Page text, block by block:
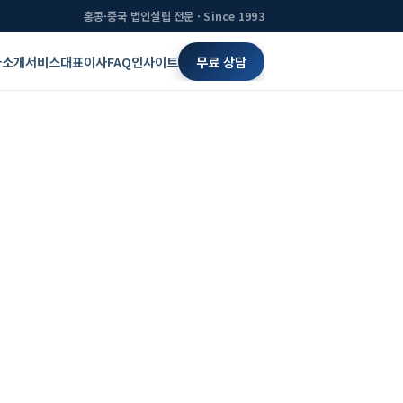
홍콩·중국 법인설립 전문 · Since 1993
개서비스대표이사FAQ인사이트 무료 상담